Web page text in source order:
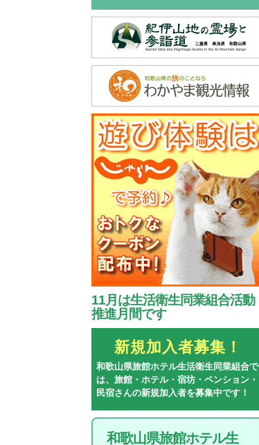
11月は生活衛生同業組合活動
推進月間です
新規加入者募集！
和歌山県旅館ホテル生活衛生同業組合で
は、旅館・ホテル・宿坊・ペンション・
民宿さんの新規加入者を募集中です！
和歌山県旅館ホテル生